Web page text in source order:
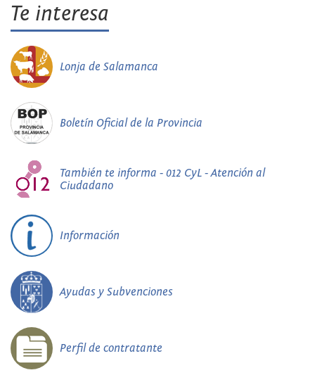
Te interesa
Lonja de Salamanca
Boletín Oficial de la Provincia
También te informa - 012 CyL - Atención al
Ciudadano
Información
Ayudas y Subvenciones
Perfil de contratante